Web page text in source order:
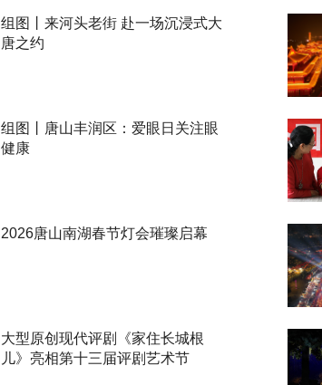
组图丨来河头老街 赴一场沉浸式大
唐之约
组图丨唐山丰润区：爱眼日关注眼
健康
2026唐山南湖春节灯会璀璨启幕
大型原创现代评剧《家住长城根
儿》亮相第十三届评剧艺术节